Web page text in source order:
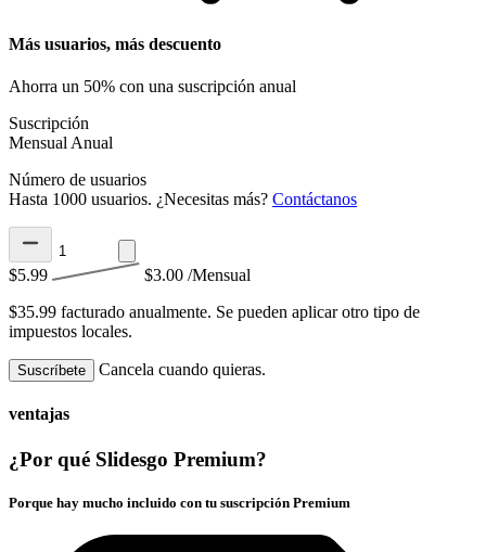
Más usuarios, más descuento
Ahorra un 50% con una suscripción anual
Suscripción
Mensual Anual
Número de usuarios
Hasta 1000 usuarios. ¿Necesitas más? Contáctanos
$5.99 $3.00 /Mensual
$35.99 facturado anualmente. Se pueden aplicar otro tipo de
impuestos locales.
Suscríbete Cancela cuando quieras.
ventajas
¿Por qué Slidesgo Premium?
Porque hay mucho incluido con tu suscripción Premium